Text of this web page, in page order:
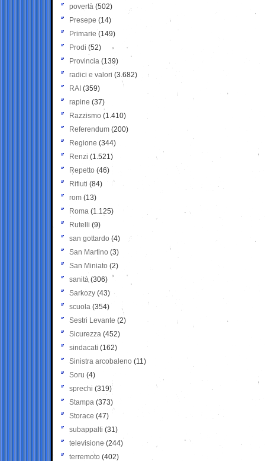
povertà (502)
Presepe (14)
Primarie (149)
Prodi (52)
Provincia (139)
radici e valori (3.682)
RAI (359)
rapine (37)
Razzismo (1.410)
Referendum (200)
Regione (344)
Renzi (1.521)
Repetto (46)
Rifiuti (84)
rom (13)
Roma (1.125)
Rutelli (9)
san gottardo (4)
San Martino (3)
San Miniato (2)
sanità (306)
Sarkozy (43)
scuola (354)
Sestri Levante (2)
Sicurezza (452)
sindacati (162)
Sinistra arcobaleno (11)
Soru (4)
sprechi (319)
Stampa (373)
Storace (47)
subappalti (31)
televisione(244)
terremoto (402)